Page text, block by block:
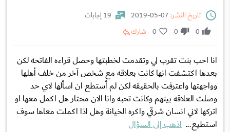
تاريخ النشر:
19 إجابات
0
0
0 شارك
انا احب بنت تقرب لي وتقدمت لخطبتها وحصل قراءه الفاتحه لكن
بعدها اكتشفت انها كانت بعلاقه مع شخص آخر من خلف أهلها
وواجهتها واعترفت بالحقيقه لكن لم أستطع ان اسألها لاي حد
وصلت العلاقه بينهم وكانت تحبه وانا الان محتار هل اكمل معها او
اتركها لاني انسان شرقي واكره الخيانة وهل اذا اكملت معاها سوف
استطيع... اذهب إلى السؤال